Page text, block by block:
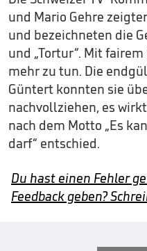
und Mario Gehre
und bezeichneten die
und „Tortur“. Mit
mehr zu tun. Die
Güntert konnten sie
nachvollziehen, es
nach dem Motto „Es
darf“ entschied.
Du hast einen Fehler
Feedback geben?